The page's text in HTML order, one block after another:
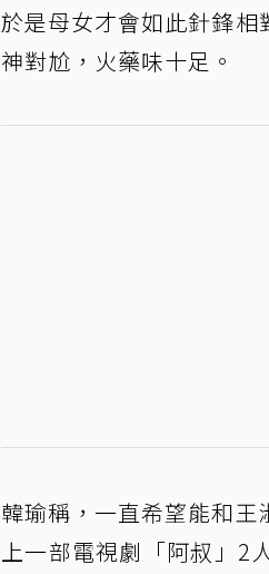
於是母女才會如此針鋒
神對尬，火藥味十足。
韓瑜稱，一直希望能和王
上一部電視劇「阿叔」2